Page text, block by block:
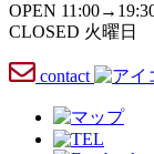
OPEN
CLOSED 火曜日
contact